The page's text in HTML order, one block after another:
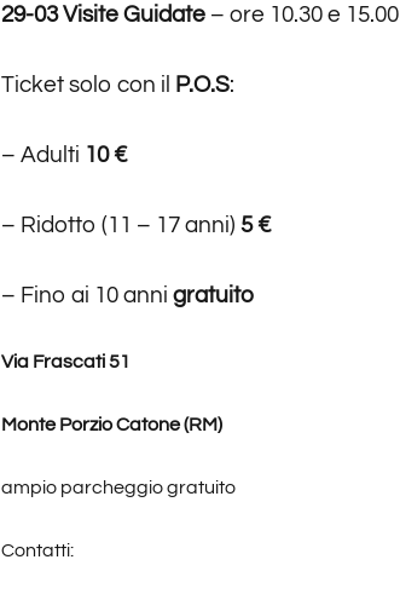
29-03 Visite Guidate – ore 10.30 e 15.00
Ticket solo con il P.O.S:
– Adulti 10€
– Ridotto (11 – 17 anni) 5 €
– Fino ai 10 anni gratuito
Via Frascati 51
Monte Porzio Catone (RM)
ampio parcheggio gratuito
Contatti: